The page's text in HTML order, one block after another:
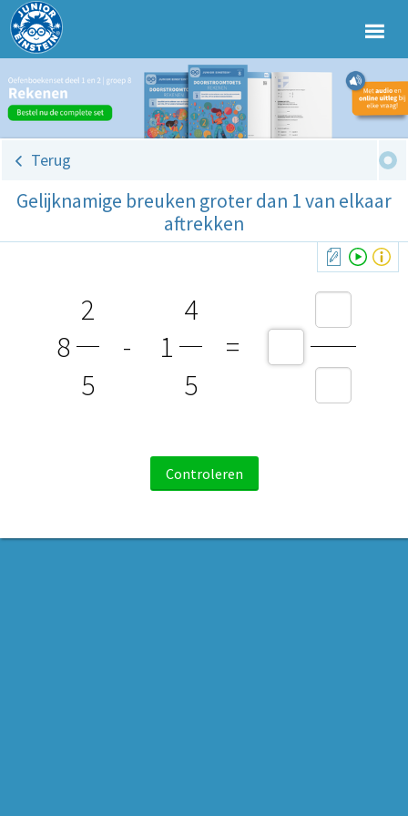
Terug
Gelijknamige breuken groter dan 1 van elkaar
aftrekken
8
2
-
1
4
=
5
5